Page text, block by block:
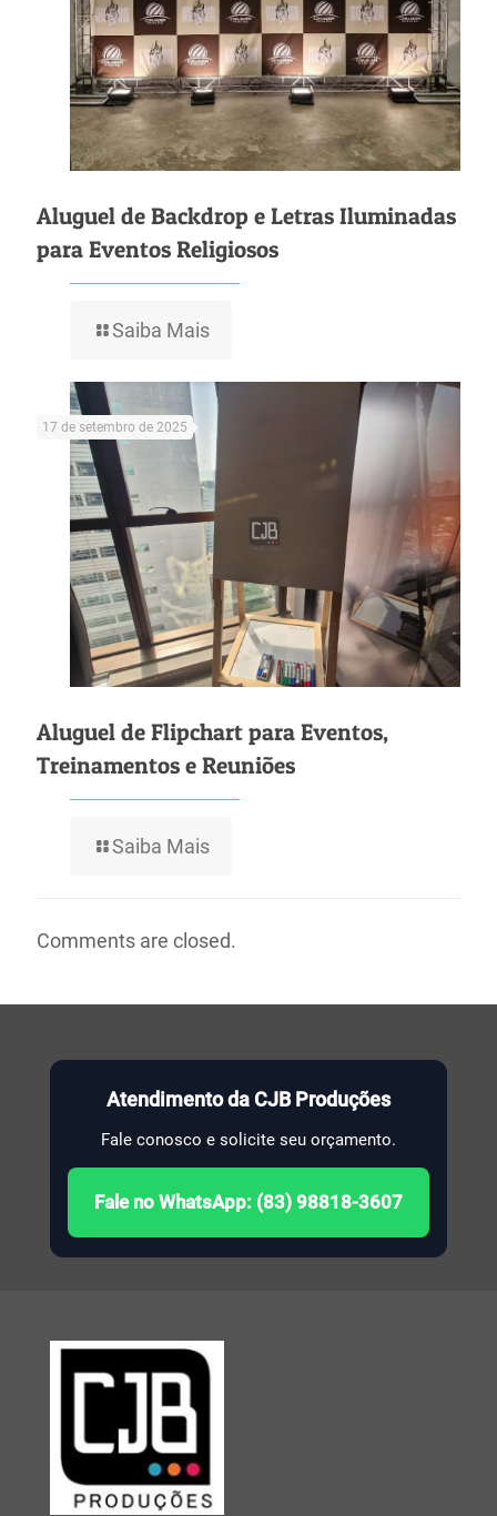
Aluguel de Backdrop e Letras Iluminadas
para Eventos Religiosos
Saiba Mais
17 de setembro de 2025
Aluguel de Flipchart para Eventos,
Treinamentos e Reuniões
Saiba Mais
Comments are closed.
Atendimento da CJB Produções
Fale conosco e solicite seu orçamento.
Fale no WhatsApp: (83) 98818-3607